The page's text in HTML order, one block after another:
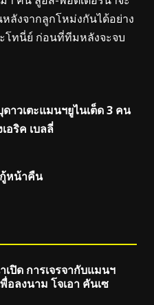
ลังจากลูกโหม่งกันได้อย่าง
โทนี่ย์ ก่อนที่ทีมหลังจะจบ
าวเตะแมนฯยูไนเต็ด 3 คน
อริค เบลลี่
หน้าคืน
เปิด การเจรจากับแมนฯ
อลงนาม โจเอา คันเซ